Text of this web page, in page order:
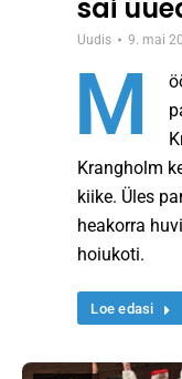
sai
Uudis 9. mai
M
Krangholm
kiike. Üles
heakorra
hoiukoti.
Loe edasi